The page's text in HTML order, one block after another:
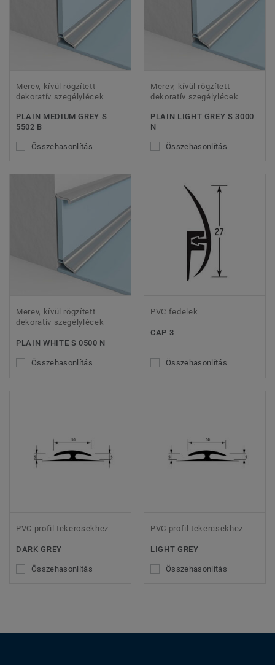
Merev, kívül rögzített
dekoratív szegélylécek
PLAIN MEDIUM GREY S
5502 B
Összehasonlítás
Merev, kívül rögzített
dekoratív szegélylécek
PLAIN LIGHT GREY S 3000
N
Összehasonlítás
Merev, kívül rögzített
dekoratív szegélylécek
PLAIN WHITE S 0500 N
Összehasonlítás
PVC fedelek
CAP 3
Összehasonlítás
PVC profil tekercsekhez
DARK GREY
Összehasonlítás
PVC profil tekercsekhez
LIGHT GREY
Összehasonlítás